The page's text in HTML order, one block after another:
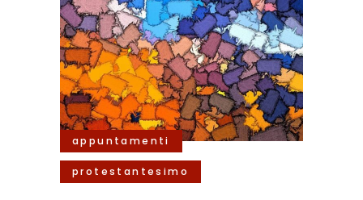
appuntamenti
protestantesimo